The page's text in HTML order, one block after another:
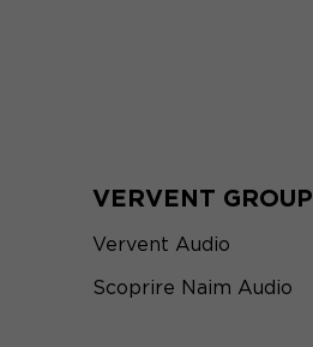
VERVENT GROUP
Vervent Audio
Scoprire Naim Audio